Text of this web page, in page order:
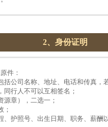
2、身份证明
件：
括公司名称、地址、电话和传真，
同行人不可以互相签名；
源章），二选一；
；
、护照号、出生日期、职务、薪酬